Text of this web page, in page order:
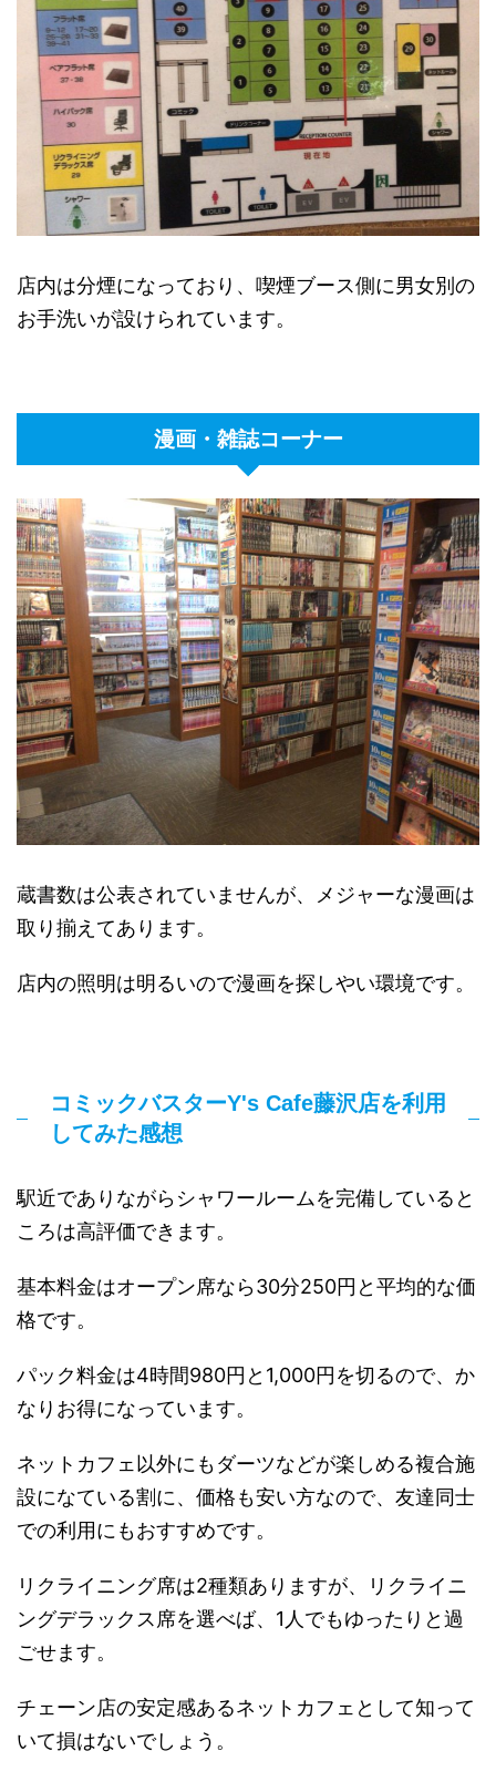
店内は分煙になっており、喫煙ブース側に男女別の
お手洗いが設けられています。
漫画・雑誌コーナー
蔵書数は公表されていませんが、メジャーな漫画は
取り揃えてあります。
店内の照明は明るいので漫画を探しやい環境です。
コミックバスターY's Cafe藤沢店を利用
してみた感想
駅近でありながらシャワールームを完備していると
ころは高評価できます。
基本料金はオープン席なら30分250円と平均的な価
格です。
パック料金は4時間980円と1,000円を切るので、か
なりお得になっています。
ネットカフェ以外にもダーツなどが楽しめる複合施
設になている割に、価格も安い方なので、友達同士
での利用にもおすすめです。
リクライニング席は2種類ありますが、リクライニ
ングデラックス席を選べば、1人でもゆったりと過
ごせます。
チェーン店の安定感あるネットカフェとして知って
いて損はないでしょう。